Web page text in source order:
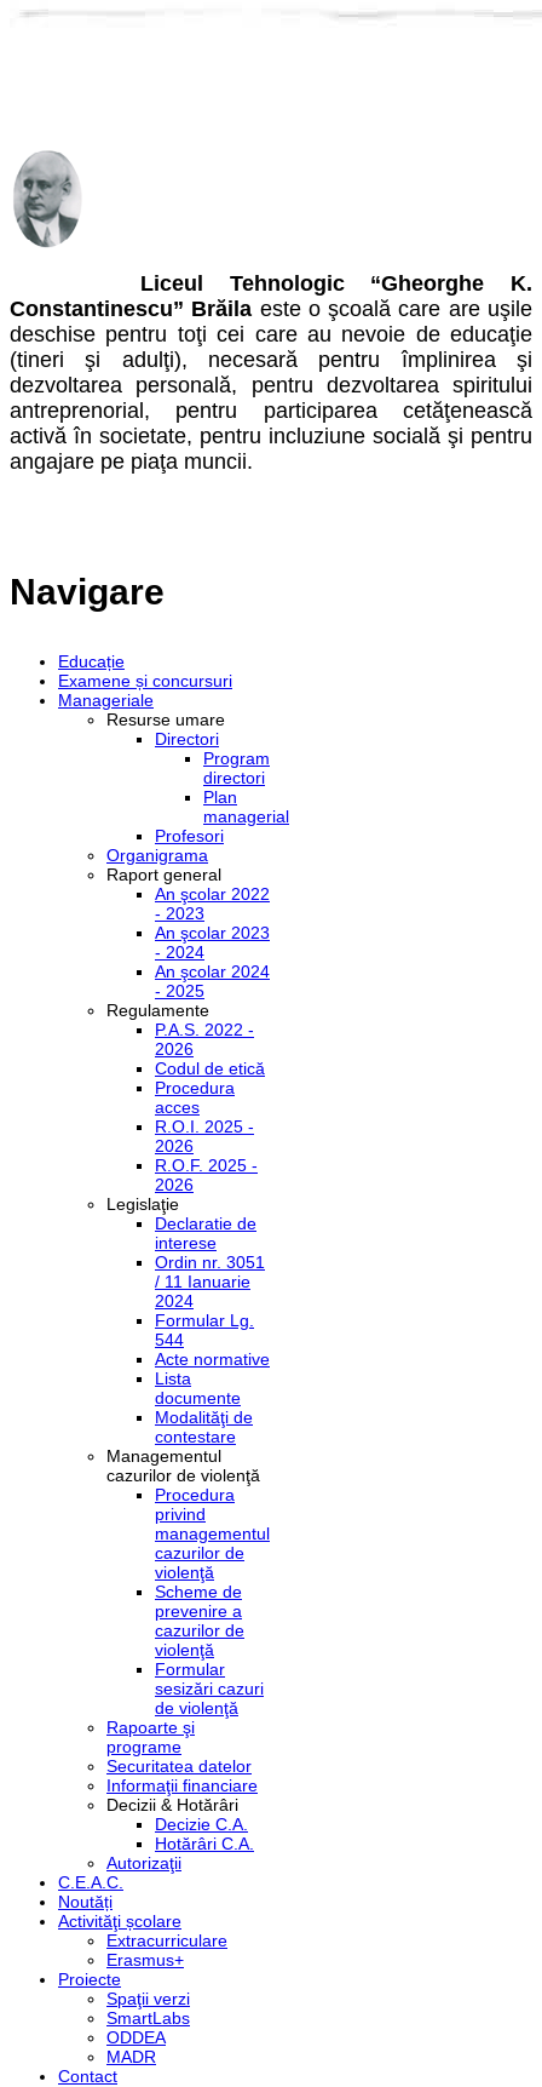
Liceul Tehnologic “Gheorghe K.
Constantinescu” Brăila este o şcoală care are uşile
deschise pentru toţi cei care au nevoie de educaţie
(tineri şi adulţi), necesară pentru împlinirea şi
dezvoltarea personală, pentru dezvoltarea spiritului
antreprenorial, pentru participarea cetăţenească
activă în societate, pentru incluziune socială şi pentru
angajare pe piaţa muncii.
Navigare
Educație
Examene și concursuri
Manageriale
Resurse umare
Directori
Program
directori
Plan
managerial
Profesori
Organigrama
Raport general
An şcolar 2022
- 2023
An şcolar 2023
- 2024
An şcolar 2024
- 2025
Regulamente
P.A.S. 2022 -
2026
Codul de etică
Procedura
acces
R.O.I. 2025 -
2026
R.O.F. 2025 -
2026
Legislaţie
Declaratie de
interese
Ordin nr. 3051
/ 11 Ianuarie
2024
Formular Lg.
544
Acte normative
Lista
documente
Modalităţi de
contestare
Managementul
cazurilor de violenţă
Procedura
privind
managementul
cazurilor de
violenţă
Scheme de
prevenire a
cazurilor de
violenţă
Formular
sesizări cazuri
de violenţă
Rapoarte şi
programe
Securitatea datelor
Informaţii financiare
Decizii & Hotărâri
Decizie C.A.
Hotărâri C.A.
Autorizaţii
C.E.A.C.
Noutăți
Activităţi școlare
Extracurriculare
Erasmus+
Proiecte
Spaţii verzi
SmartLabs
ODDEA
MADR
Contact